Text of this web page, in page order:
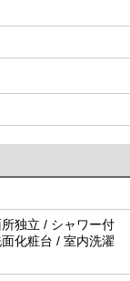
独立 / シャワー付
化粧台 / 室内洗濯